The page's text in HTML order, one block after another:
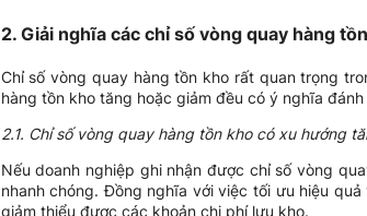
2. Giải nghĩa các chỉ số vòng quay hàng
Chỉ số vòng quay hàng tồn kho rất quan trọng
hàng tồn kho tăng hoặc giảm đều có ý nghĩa
2.1. Chỉ số vòng quay hàng tồn kho có xu hướng
Nếu doanh nghiệp ghi nhận được chỉ số vòng
nhanh chóng. Đồng nghĩa với việc tối ưu hiệu
giảm thiểu được các khoản chi phí lưu kho.